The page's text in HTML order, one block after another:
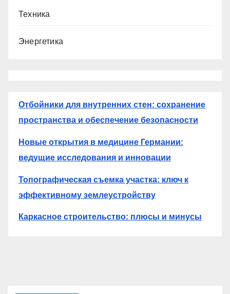
Техника
Энергетика
Отбойники для внутренних стен: сохранение
пространства и обеспечение безопасности
Новые открытия в медицине Германии:
ведущие исследования и инновации
Топографическая съемка участка: ключ к
эффективному землеустройству
Каркасное строительство: плюсы и минусы